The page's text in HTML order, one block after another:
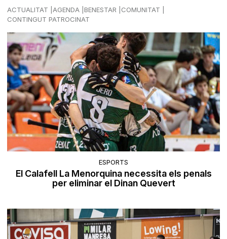
ACTUALITAT AGENDA BENESTAR
COMUNITAT
CONTINGUT PATROCINAT
ESPORTS
El Calafell La Menorquina necessita els penals
per eliminar el Dinan Quevert